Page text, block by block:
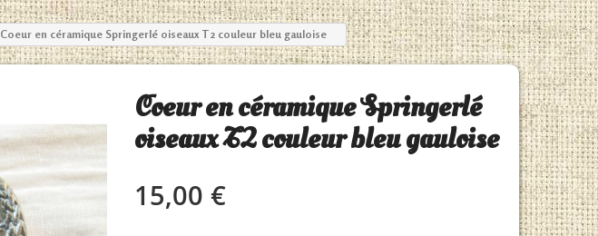
Coeur en céramique Springerlé oiseaux T2 couleur bleu gauloise
Coeur en céramique Springerlé
oiseaux T2 couleur bleu gauloise
15,00 €